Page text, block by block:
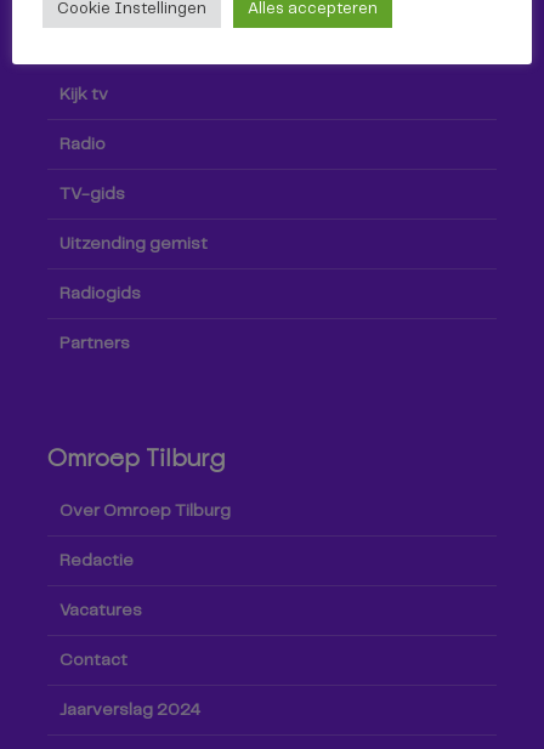
Kijk tv
Radio
TV-gids
Uitzending gemist
Radiogids
Partners
Omroep Tilburg
Over Omroep Tilburg
Redactie
Vacatures
Contact
Jaarverslag 2024
Cookie Instellingen Alles accepteren